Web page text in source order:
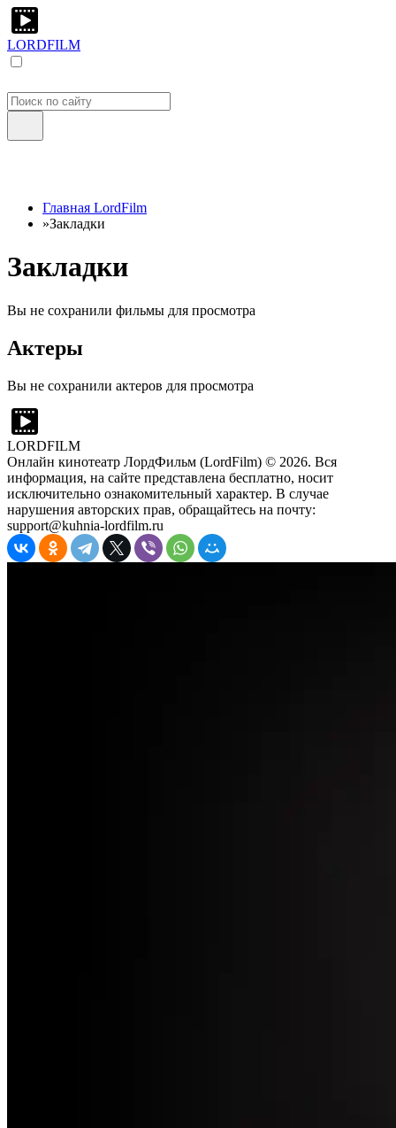
LORDFILM
Главная LordFilm
»Закладки
Закладки
Вы не сохранили фильмы для просмотра
Актеры
Вы не сохранили актеров для просмотра
LORDFILM
Онлайн кинотеатр ЛордФильм (LordFilm) © 2026. Вся
информация, на сайте представлена бесплатно, носит
исключительно ознакомительный характер. В случае
нарушения авторских прав, обращайтесь на почту:
support@kuhnia-lordfilm.ru